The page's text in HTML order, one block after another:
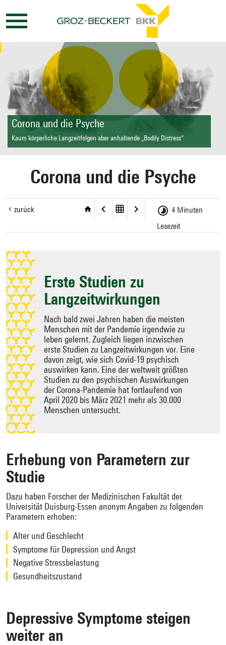
Corona und die Psyche
Kaum körperliche Langzeitfolgen aber anhaltende „Bodily Distress“
Corona und die Psyche
zurück
4 Minuten
Lesezeit
auswählen
Erste Studien zu
Langzeitwirkungen
Nach bald zwei Jahren haben die meisten
Menschen mit der Pandemie irgendwie zu
leben gelernt. Zugleich liegen inzwischen
erste Studien zu Langzeitwirkungen vor. Eine
davon zeigt, wie sich Covid-19 psychisch
auswirken kann. Eine der weltweit größten
Studien zu den psychischen Auswirkungen
der Corona-Pandemie hat fortlaufend von
April 2020 bis März 2021 mehr als 30.000
Menschen untersucht.
Erhebung von Parametern zur
Studie
Dazu haben Forscher der Medizinischen Fakultät der
Universität Duisburg-Essen anonym Angaben zu folgenden
Parametern erhoben:
Alter und Geschlecht
Symptome für Depression und Angst
Negative Stressbelastung
Gesundheitszustand
Depressive Symptome steigen
weiter an